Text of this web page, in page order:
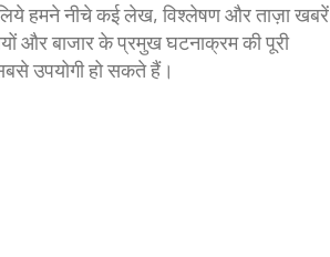
लिये हमने नीचे कई लेख, विश्लेषण और ताज़ा खबरें
और बाजार के प्रमुख घटनाक्रम की पूरी
उपयोगी हो सकते हैं।